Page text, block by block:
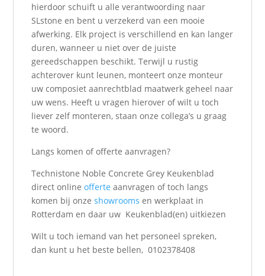
hierdoor schuift u alle verantwoording naar
SLstone en bent u verzekerd van een mooie
afwerking. Elk project is verschillend en kan langer
duren, wanneer u niet over de juiste
gereedschappen beschikt. Terwijl u rustig
achterover kunt leunen, monteert onze monteur
uw composiet aanrechtblad maatwerk geheel naar
uw wens. Heeft u vragen hierover of wilt u toch
liever zelf monteren, staan onze collega’s u graag
te woord.
Langs komen of offerte aanvragen?
Technistone Noble Concrete Grey Keukenblad
direct onlineofferte aanvragen of toch langs
komen bij onzeshowrooms en werkplaat in
Rotterdam en daar uw Keukenblad(en) uitkiezen
Wilt u toch iemand van het personeel spreken,
dan kunt u het beste bellen, 0102378408